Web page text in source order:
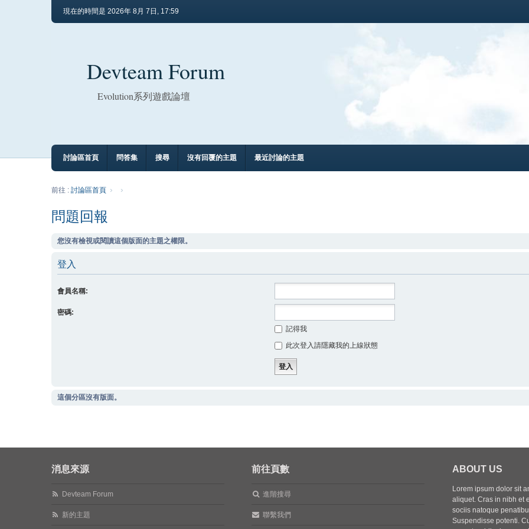
現在的時間是 2026年 8月 7日, 17:59
Devteam Forum
Evolution系列遊戲論壇
討論區首頁 問答集 搜尋 沒有回覆的主題 最近討論的主題
前往 : 討論區首頁
問題回報
您沒有檢視或閱讀這個版面的主題之權限。
登入
會員名稱:
密碼:
記得我
此次登入請隱藏我的上線狀態
這個分區沒有版面。
消息來源
Devteam Forum
新的主題
前往頁數
進階搜尋
聯繫我們
ABOUT US
Lorem ipsum dolor sit
aliquet. Cras in nibh et
sociis natoque
Suspendisse potenti.